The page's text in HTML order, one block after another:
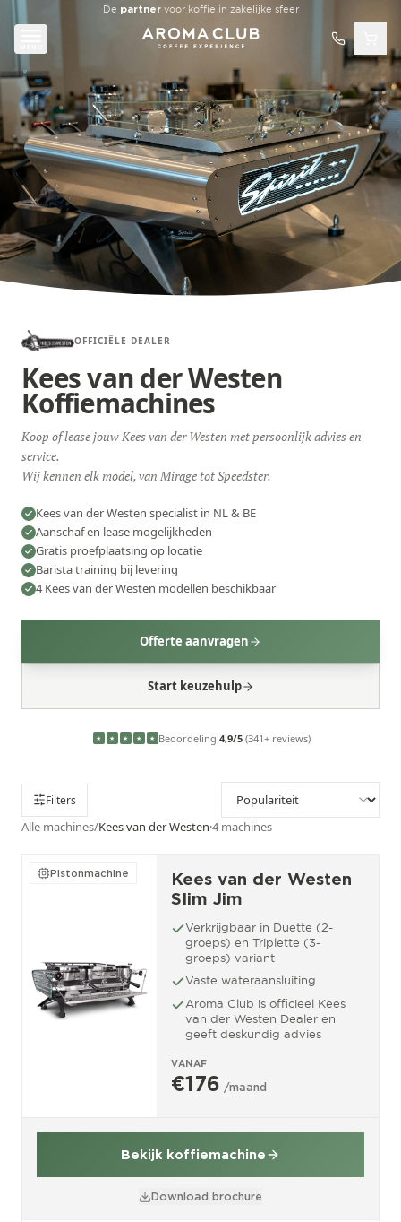
Skip to main content
De partnervoor koffie in zakelijke sfeer
OFFICIËLE DEALER
Kees van der Westen
Koffiemachines
Koop of lease jouw Kees van der Westen met persoonlijk advies en
service.
Wij kennen elk model, van Mirage tot Speedster.
Kees van der Westen specialist in NL & BE
Aanschaf en lease mogelijkheden
Gratis proefplaatsing op locatie
Barista training bij levering
4 Kees van der Westen modellen beschikbaar
Offerte aanvragen
Start keuzehulp
★ ★ ★ ★ ★ Beoordeling 4,9/5(341+ reviews)
Filters
Alle machines/Kees van der Westen·4 machines
Pistonmachine
Kees van der Westen
Slim Jim
Verkrijgbaar in Duette (2-
groeps) en Triplette (3-
groeps) variant
Vaste wateraansluiting
Aroma Club is officieel Kees
van der Westen Dealer en
geeft deskundig advies
VANAF
€176 /maand
Bekijk koffiemachine
Download brochure